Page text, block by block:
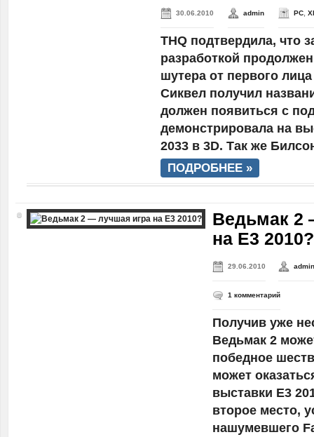
30.06.2010 admin PC
THQ подтвердила, что
разработкой
шутера от первого
Сиквел получил
должен появиться с
демонстрировала на
2033 в 3D. Так же
ПОДРОБНЕЕ »
Ведьмак 2
на E3 2010?
29.06.2010 admin
1 комментарий
Получив уже
Ведьмак 2
победное
может
выставки E3
второе место,
нашумевшего